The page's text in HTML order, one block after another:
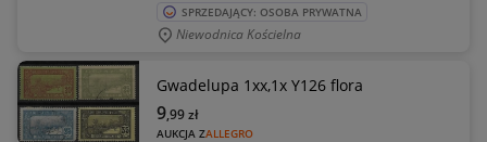
SPRZEDAJĄCY: OSOBA PRYWATNA
Niewodnica Kościelna
Gwadelupa 1xx,1x Y126 flora
AUKCJA ZALLEGRO
9,99zł